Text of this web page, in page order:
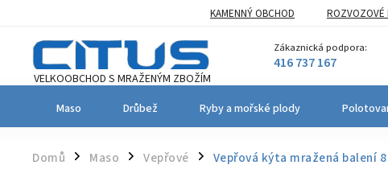
KAMENNÝ OBCHOD ROZVOZOVÉ
Zákaznická podpora:
416 737 167
Maso Drůbež Ryby a mořské plody
Domů / Maso / Vepřové / Vepřová kýta mražená balení